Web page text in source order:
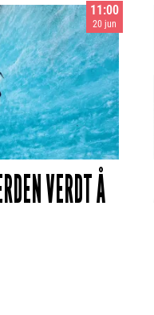
VERDT Å
11:00
20 jun